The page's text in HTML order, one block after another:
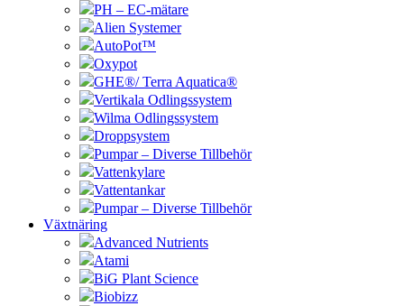
PH – EC-mätare
Alien Systemer
AutoPot™
Oxypot
GHE®/ Terra Aquatica®
Vertikala Odlingssystem
Wilma Odlingssystem
Droppsystem
Pumpar – Diverse Tillbehör
Vattenkylare
Vattentankar
Pumpar – Diverse Tillbehör
Växtnäring
Advanced Nutrients
Atami
BiG Plant Science
Biobizz